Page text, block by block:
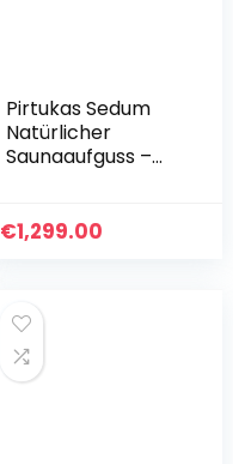
Pirtukas Sedum
Natürlicher
Saunaaufguss –
Massage – Sauna-
Wacholderöl,
Honig und Jodsalz
– 240ml
€1,299.00